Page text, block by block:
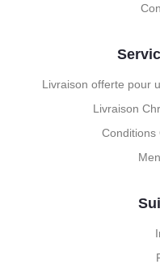
Livraison offerte pour
Livraison
Conditions